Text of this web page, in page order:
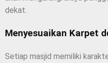
dekat.
Menyesuaikan Karpet
Setiap masjid memiliki